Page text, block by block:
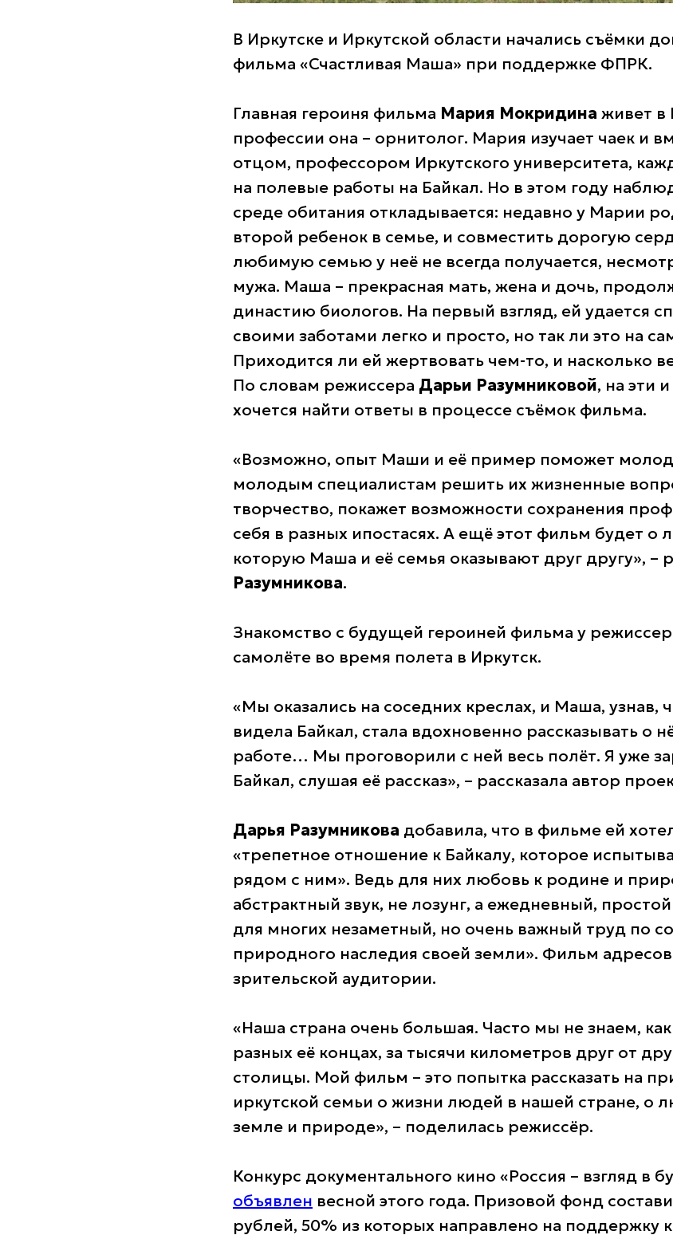
В Иркутске и Иркутской области начались съёмки
фильма «Счастливая Маша» при поддержке ФПРК.
Главная героиня фильма Мария Мокридина живет в
профессии она – орнитолог. Мария изучает чаек и
отцом, профессором Иркутского университета,
на полевые работы на Байкал. Но в этом году
среде обитания откладывается: недавно у Марии
второй ребенок в семье, и совместить дорогую
любимую семью у неё не всегда получается,
мужа. Маша – прекрасная мать, жена и дочь,
династию биологов. На первый взгляд, ей удается
своими заботами легко и просто, но так ли это на
Приходится ли ей жертвовать чем-то, и насколько
По словам режиссера Дарьи Разумниковой, на эти
хочется найти ответы в процессе съёмок фильма.
«Возможно, опыт Маши и её пример поможет
молодым специалистам решить их жизненные
творчество, покажет возможности сохранения
себя в разных ипостасях. А ещё этот фильм будет
которую Маша и её семья оказывают друг другу», –
Разумникова.
Знакомство с будущей героиней фильма у
самолёте во время полета в Иркутск.
«Мы оказались на соседних креслах, и Маша, узнав,
видела Байкал, стала вдохновенно рассказывать о
работе… Мы проговорили с ней весь полёт. Я уже
Байкал, слушая её рассказ», – рассказала автор
Дарья Разумникова добавила, что в фильме ей
«трепетное отношение к Байкалу, которое
рядом с ним». Ведь для них любовь к родине и
абстрактный звук, не лозунг, а ежедневный,
для многих незаметный, но очень важный труд по
природного наследия своей земли». Фильм
зрительской аудитории.
«Наша страна очень большая. Часто мы не знаем,
разных её концах, за тысячи километров друг от
столицы. Мой фильм – это попытка рассказать на
иркутской семьи о жизни людей в нашей стране, о
земле и природе», – поделилась режиссёр.
Конкурс документального кино «Россия – взгляд в
объявлен весной этого года. Призовой фонд
рублей, 50% из которых направлено на поддержку